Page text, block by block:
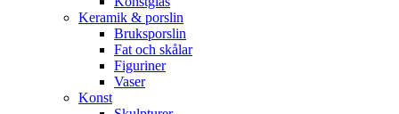
Keramik & porslin
Bruksporslin
Fat och skålar
Figuriner
Vaser
Konst